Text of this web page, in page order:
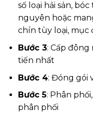
số loại hải sản,
nguyên hoặc
chín tùy loại, mục
Bước 3: Cấp
tiến nhất
Bước 4: Đóng gói
Bước 5: Phân
phân phối